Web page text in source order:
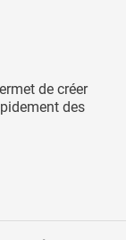
de créer
des